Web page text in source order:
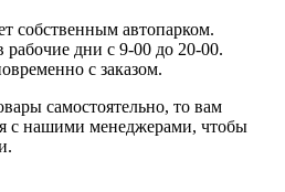
собственным автопарком.
рабочие дни с 9-00 до 20-00.
с заказом.
самостоятельно, то вам
с нашими менеджерами, чтобы